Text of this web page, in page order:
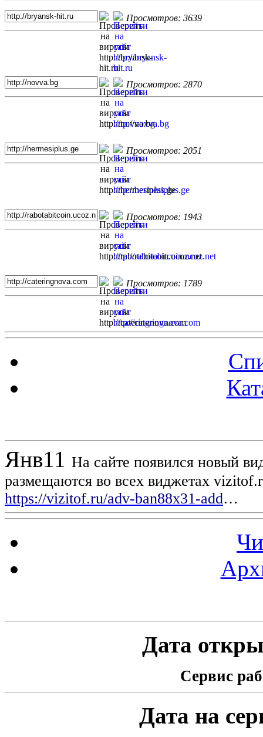
Просмотров: 3639
Просмотров: 2870
Просмотров: 2051
Просмотров: 1943
Просмотров: 1789
Янв11 На сайте появился новый
размещаются во всех виджетах
https://vizitof.ru/adv-ban88x31-add…
Дата
Сервис
Дата на